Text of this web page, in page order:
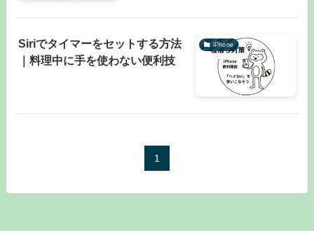
iPhone
Siriでタイマーをセットする方法
｜料理中に手を使わない便利技
1